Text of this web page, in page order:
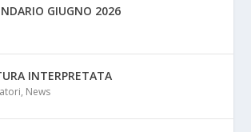
GIUGNO 2026
INTERPRETATA
, News